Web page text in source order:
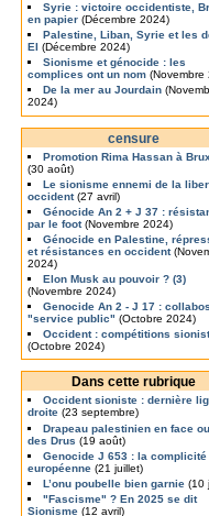
Syrie : victoire occidentiste,
en papier (Décembre 2024)
Palestine, Liban, Syrie et les
EI (Décembre 2024)
Sionisme et génocide : les
complices ont un nom (Novembre
De la mer au Jourdain
2024)
censure
Promotion Rima Hassan à
(30 août)
Le sionisme ennemi de la
occident(27 avril)
Génocide An 2 + J 37 :
par le foot(Novembre 2024)
Génocide en Palestine,
et résistances en occident
2024)
Elon Musk au pouvoir ? (3)
(Novembre 2024)
Genocide An 2 - J 17 :
"service public" (Octobre 2024)
Occident : compétitions
(Octobre 2024)
Dans cette rubrique
Occident sioniste : dernière
droite (23 septembre)
Drapeau palestinien en face
des Drus (19 août)
Genocide J 653 : la complicité
européenne (21 juillet)
L’onu poubelle bien garnie (10
"Fascisme" ? En 2025 se dit
Sionisme (12 avril)